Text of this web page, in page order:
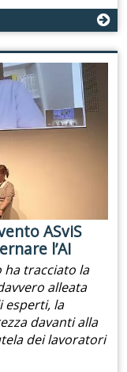
ASviS
l’AI
ha tracciato la
alleata
esperti, la
davanti alla
dei lavoratori